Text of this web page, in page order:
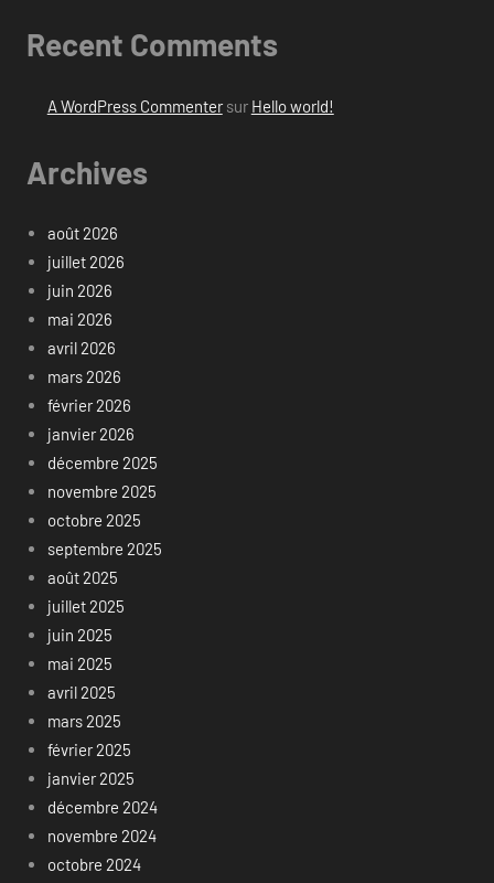
Recent Comments
A WordPress Commentersur Hello world!
Archives
août 2026
juillet 2026
juin 2026
mai 2026
avril 2026
mars 2026
février 2026
janvier 2026
décembre 2025
novembre 2025
octobre 2025
septembre 2025
août 2025
juillet 2025
juin 2025
mai 2025
avril 2025
mars 2025
février 2025
janvier 2025
décembre 2024
novembre 2024
octobre 2024